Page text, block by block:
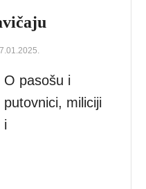
O pasošu i
putovnici, miliciji
i